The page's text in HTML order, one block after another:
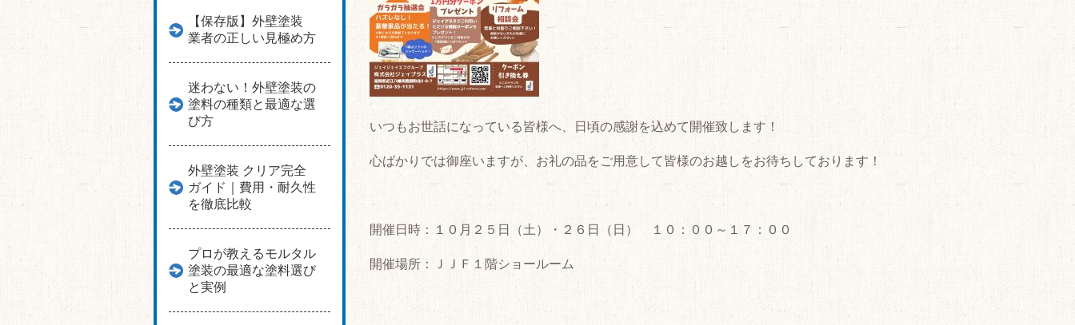
いつもお世話になっている皆様へ、日頃の感謝を込めて開催致します！
心ばかりでは御座いますが、お礼の品をご用意して皆様のお越しをお待ちしております！
開催日時：１０月２５日（土）・２６日（日） １０：００～１７：００
開催場所：ＪＪＦ１階ショールーム
【保存版】外壁塗装
業者の正しい見極め方
迷わない！外壁塗装の
塗料の種類と最適な選
び方
外壁塗装 クリア完全
ガイド｜費用・耐久性
を徹底比較
プロが教えるモルタル
塗装の最適な塗料選び
と実例